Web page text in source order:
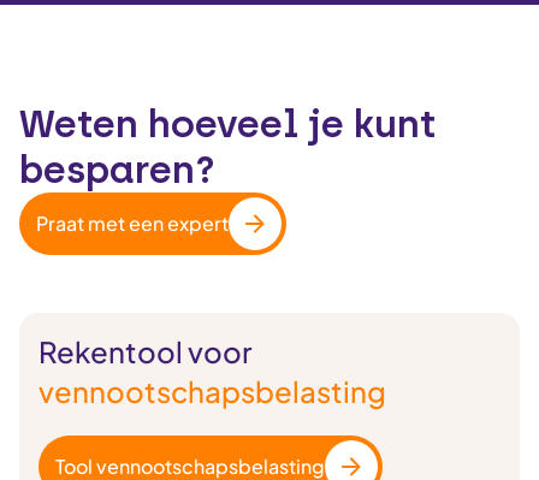
Weten hoeveel je kunt
besparen?
Praat met een expert
Rekentool voor
vennootschapsbelasting
Tool vennootschapsbelasting